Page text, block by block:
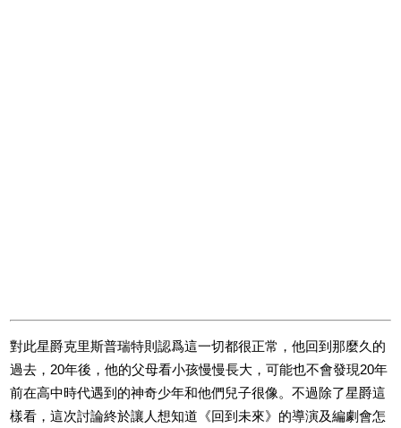
對此星爵克里斯普瑞特則認爲這一切都很正常，他回到那麼久的
過去，20年後，他的父母看小孩慢慢長大，可能也不會發現20年
前在高中時代遇到的神奇少年和他們兒子很像。不過除了星爵這
樣看，這次討論終於讓人想知道《回到未來》的導演及編劇會怎